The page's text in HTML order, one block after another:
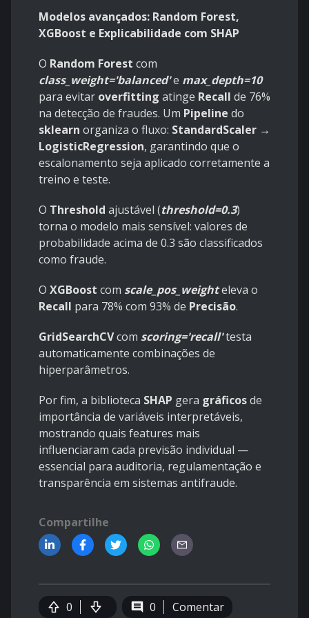
Modelos avançados: Random Forest,
XGBoost e Explicabilidade com SHAP
O Random Forest com
class_weight='balanced'e max_depth=10
para evitar overfitting atinge Recall de 76%
na detecção de fraudes. Um Pipeline do
sklearn organiza o fluxo: StandardScaler →
LogisticRegression, garantindo que o
escalonamento seja aplicado corretamente a
treino e teste.
O Threshold ajustável (threshold=0.3)
torna o modelo mais sensível: valores de
probabilidade acima de 0.3 são classificados
como fraude.
O XGBoost com scale_pos_weighteleva o
Recall para 78% com 93% de Precisão.
GridSearchCVcom scoring='recall'testa
automaticamente combinações de
hiperparâmetros.
Por fim, a biblioteca SHAP gera gráficosde
importância de variáveis interpretáveis,
mostrando quais features mais
influenciaram cada previsão individual —
essencial para auditoria, regulamentação e
transparência em sistemas antifraude.
Compartilhe
0 0 Comentar